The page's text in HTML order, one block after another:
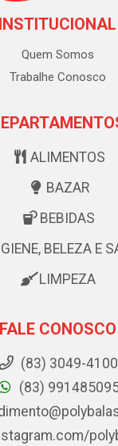
INSTITUCIONAL
Quem Somos
Trabalhe Conosco
ALIMENTOS
BAZAR
BEBIDAS
BELEZA E
LIMPEZA
FALE CONOSCO
(83) 3049-4100
(83)